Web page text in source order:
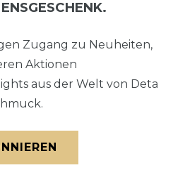
Zugang zu Neuheiten,
Aktionen
aus der Welt von Deta